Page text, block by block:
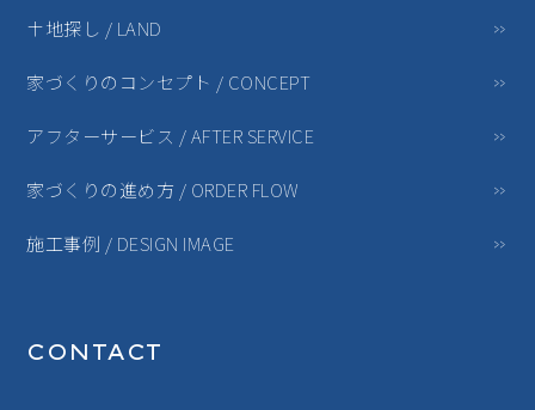
土地探し / LAND
家づくりのコンセプト / CONCEPT
アフターサービス / AFTER SERVICE
家づくりの進め方 / ORDER FLOW
施工事例 / DESIGN IMAGE
CONTACT